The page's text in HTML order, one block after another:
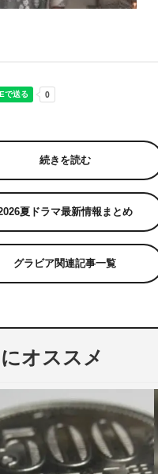
続きを読む
夏ドラマ最新情報まとめ
グラビア関連記事一覧
オススメ